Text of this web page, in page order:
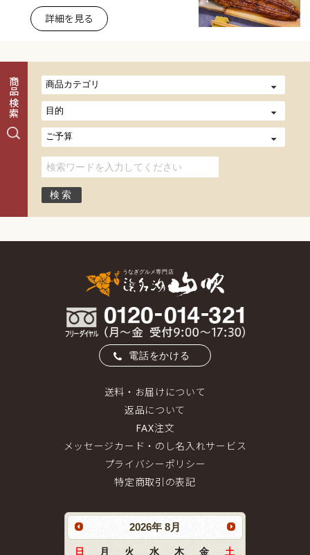
詳細を見る
商品検索
電話をかける
送料・お届けについて
返品について
FAX注文
メッセージカード・のし名入れサービス
プライバシーポリシー
特定商取引の表記
2026年 8月
日 月 火 水 木 金 土